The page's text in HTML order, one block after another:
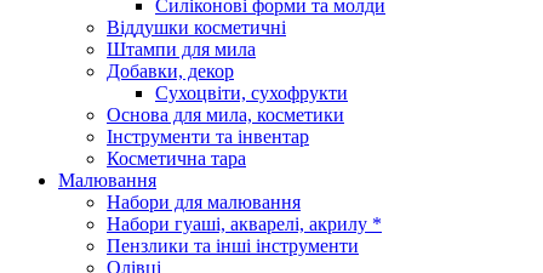
Силіконові форми та молди
Віддушки косметичні
Штампи для мила
Добавки, декор
Сухоцвіти, сухофрукти
Основа для мила, косметики
Інструменти та інвентар
Косметична тара
Малювання
Набори для малювання
Набори гуаші, акварелі, акрилу *
Пензлики та інші інструменти
Олівці